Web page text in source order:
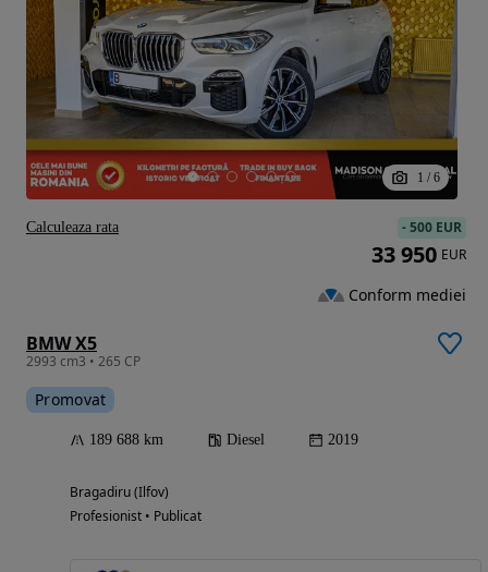
1 / 6
BMW X5
2993 cm3 • 265 CP
Promovat
189 688 km Diesel 2019
Bragadiru (Ilfov)
Profesionist • Publicat
-500 EUR
33 950 EUR
Conform mediei
Calculeaza rata